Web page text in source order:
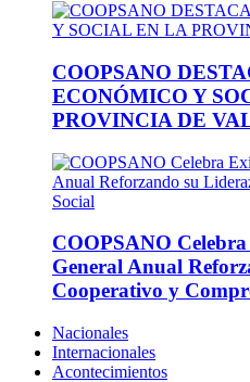
COOPSANO
ECONÓMICO Y
PROVINCIA DE
COOPSANO
General Anual
Cooperativo y
Nacionales
Internacionales
Acontecimientos